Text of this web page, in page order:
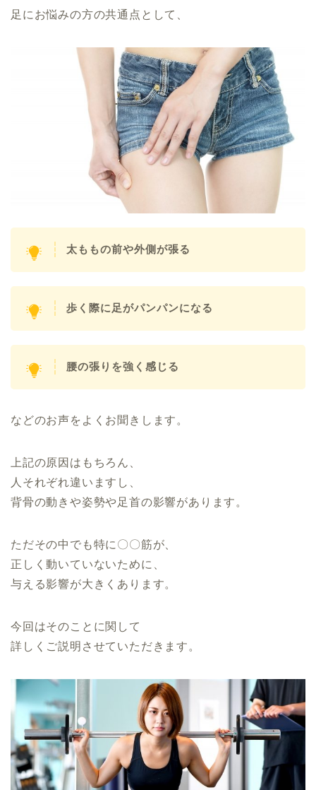
足にお悩みの方の共通点として、
太ももの前や外側が張る
歩く際に足がパンパンになる
腰の張りを強く感じる
などのお声をよくお聞きします。
上記の原因はもちろん、
人それぞれ違いますし、
背骨の動きや姿勢や足首の影響があります。
ただその中でも特に〇〇筋が、
正しく動いていないために、
与える影響が大きくあります。
今回はそのことに関して
詳しくご説明させていただきます。